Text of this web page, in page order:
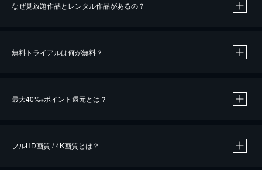
なぜ見放題作品とレンタル作品があるの？
無料トライアルは何が無料？
最大40%※ポイント還元とは？
フルHD画質 / 4K画質とは？